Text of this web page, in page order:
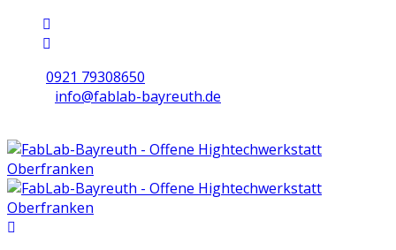
0921 79308650
info@fablab-bayreuth.de